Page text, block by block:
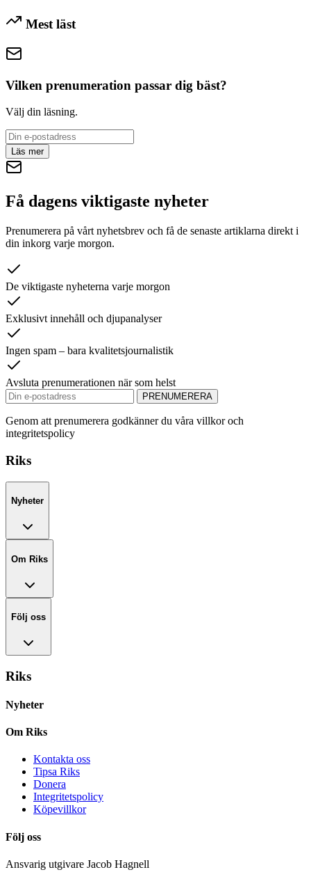
Mest läst
Vilken prenumeration passar dig bäst?
Välj din läsning.
Läs mer
Få dagens viktigaste nyheter
Prenumerera på vårt nyhetsbrev och få de senaste artiklarna direkt i
din inkorg varje morgon.
De viktigaste nyheterna varje morgon
Exklusivt innehåll och djupanalyser
Ingen spam – bara kvalitetsjournalistik
Avsluta prenumerationen när som helst
PRENUMERERA
Genom att prenumerera godkänner du våra villkor och
integritetspolicy
Riks
Nyheter
Om Riks
Följ oss
Riks
Nyheter
Om Riks
Kontakta oss
Tipsa Riks
Donera
Integritetspolicy
Köpevillkor
Följ oss
Ansvarig utgivare Jacob Hagnell